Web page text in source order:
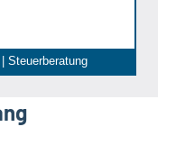
Steuerberatung